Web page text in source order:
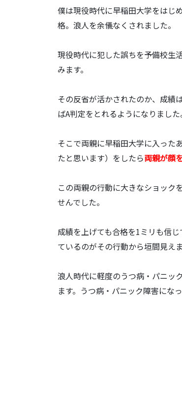
僕は現役時代に早稲田大学をはじ
格。浪人を余儀なくされました。
現役時代に犯した誤ちを予備校生
みます。
その反省が活かされたのか、成績
ばA判定をとれるようになりました
そこで両親に早稲田大学に入った
たと思います）をしたら両親が顔
この両親の行動に大きなショック
せんでした。
成績を上げても合格を1ミリも信
ているのがその行動から垣間見えま
浪人時代に軽度のうつ病・パニッ
ます。うつ病・パニック障害にな